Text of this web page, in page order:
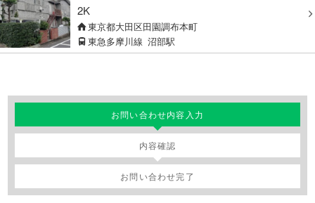
2K
東京都大田区田園調布本町
東急多摩川線 沼部駅
お問い合わせ内容入力
内容確認
お問い合わせ完了